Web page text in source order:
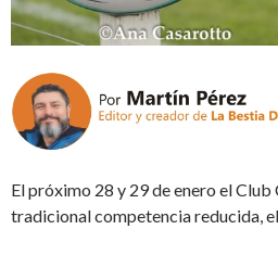
El próximo 28 y 29 de enero el
tradicional competencia reducida, el